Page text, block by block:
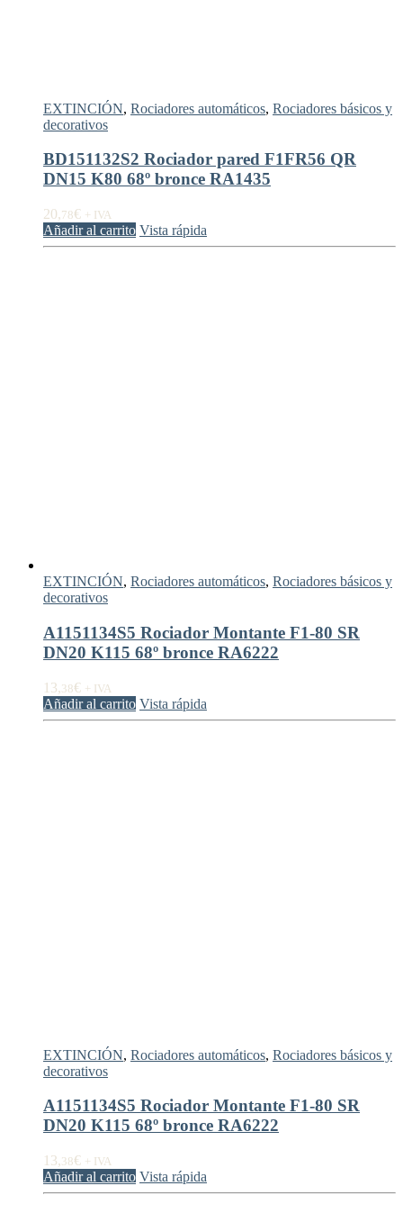
EXTINCIÓN, Rociadores automáticos, Rociadores básicos y
decorativos
BD151132S2 Rociador pared F1FR56 QR
DN15 K80 68º bronce RA1435
20,78€ + IVA
Añadir al carrito Vista rápida
EXTINCIÓN, Rociadores automáticos, Rociadores básicos y
decorativos
A1151134S5 Rociador Montante F1-80 SR
DN20 K115 68º bronce RA6222
13,38€ + IVA
Añadir al carrito Vista rápida
EXTINCIÓN, Rociadores automáticos, Rociadores básicos y
decorativos
A1151134S5 Rociador Montante F1-80 SR
DN20 K115 68º bronce RA6222
13,38€ + IVA
Añadir al carrito Vista rápida